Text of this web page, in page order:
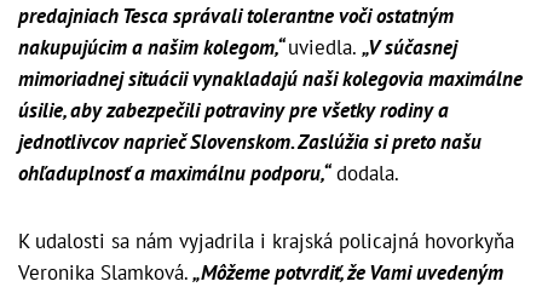
predajniach Tesca správali tolerantne voči ostatným
nakupujúcim a našim kolegom,“uviedla. „V súčasnej
mimoriadnej situácii vynakladajú naši kolegovia maximálne
úsilie, aby zabezpečili potraviny pre všetky rodiny a
jednotlivcov naprieč Slovenskom. Zaslúžia si preto našu
ohľaduplnosť a maximálnu podporu,“dodala.
K udalosti sa nám vyjadrila i krajská policajná hovorkyňa
Veronika Slamková.„Môžeme potvrdiť, že Vami uvedeným